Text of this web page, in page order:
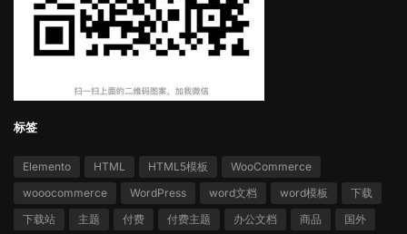
标签
Elemento HTML HTML5模板
WooCommerce
wooocommerce
WordPress word文档 word模板
下载
下载站
主题 付费 付费主题 办公文档 商品
国外